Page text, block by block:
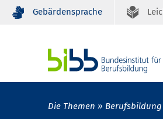
Gebärdensprache
Die Themen